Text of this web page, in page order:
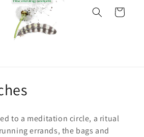
Panier
to a meditation circle, a ritual
errands, the bags and